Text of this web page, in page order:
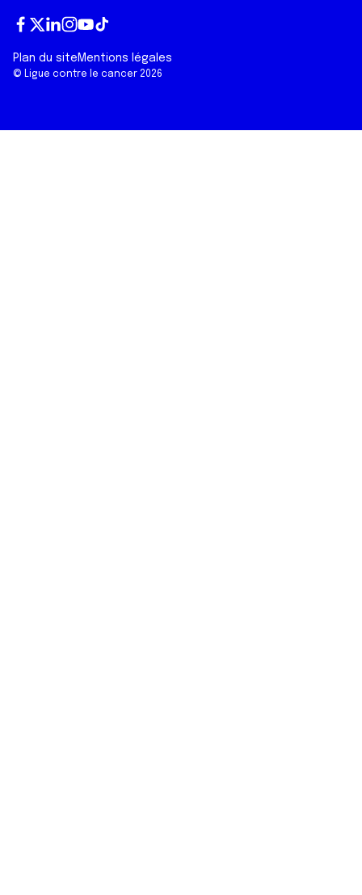
ce
bo
wi
tt
ke
dI
st
ag
ut
ub
To
k
© Ligue contre le cancer 2026
Plan du site Mentions légales